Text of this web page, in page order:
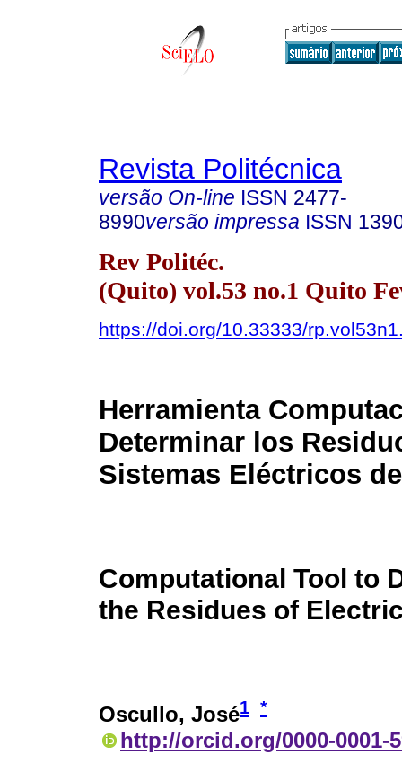
Revista Politécnica
versão On-line ISSN 2477-
8990versão impressa ISSN
Rev Politéc.
(Quito) vol.53 no.1 Quito
https://doi.org/10.33333/
Herramienta
Determinar los
Sistemas Eléctricos
Computational Tool to
the Residues of
Oscullo, José1 *
http://orcid.org/0000-0001-